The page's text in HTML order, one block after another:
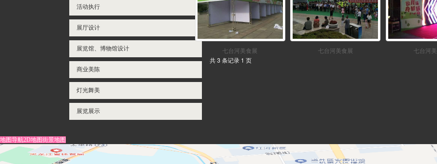
七台河美食展 七台河美食展 七台河
共 3 条记录 1 页
活动执行
展厅设计
展览馆、博物馆设计
商业美陈
灯光舞美
展览展示
地图导航2D地图街景地图